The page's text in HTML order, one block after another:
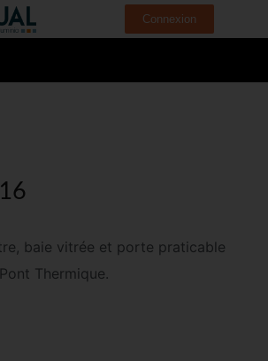
Connexion
baie vitrée et porte praticable
Thermique.